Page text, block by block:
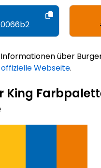
über
offizielle Webseite.
King